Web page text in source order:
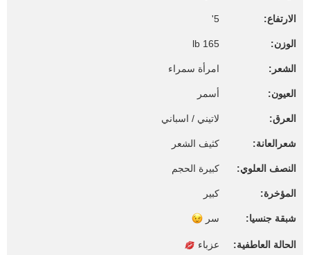
الارتفاع: 5'
الوزن: 165 lb
الشعر: امرأة سمراء
العيون: أسمر
العرق: لاتيني / اسباني
شعرالعانة: كثيف الشعر
النصف العلوي: كبيرة الحجم
المؤخرة: كبير
شبقة جنسيا: سر
الحالة العاطفية: عزباء